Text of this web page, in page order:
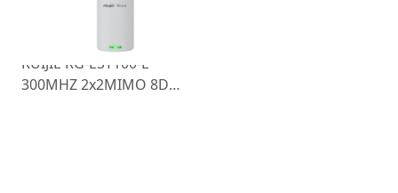
RUIJIE RG-EST100-E
300MHZ 2x2MIMO 8DBI